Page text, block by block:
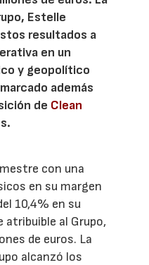
Estelle
resultados a
en un
y geopolítico
además
de Clean
con una
en su margen
10,4% en su
al Grupo,
de euros. La
alcanzó los